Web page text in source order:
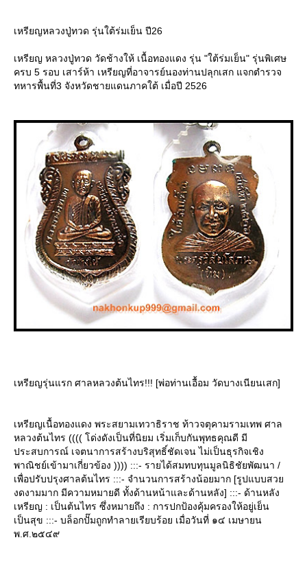
เหรียญหลวงปู่ทวด รุ่นใต้ร่มเย็น ปี26
เหรียญ หลวงปู่ทวด วัดช้างให้ เนื้อทองแดง รุ่น "ใต้ร่มเย็น" รุ่นพิเศษ
ครบ 5 รอบ เสาร์ห้า เหรียญที่อาจารย์นองท่านปลุกเสก แจกตำรวจ
ทหารพื้นที่3 จังหวัดชายแดนภาคใต้ เมื่อปี 2526
เหรียญรุ่นแรก ศาลหลวงต้นไทร!!! [พ่อท่านเอื้อม วัดบางเนียนเสก]
เหรียญเนื้อทองแดง พระสยามเทวาธิราช ท้าวจตุคามรามเทพ ศาล
หลวงต้นไทร (((( โด่งดังเป็นที่นิยม เริ่มเก็บกันพุทธคุณดี มี
ประสบการณ์ เจตนาการสร้างบริสุทธิ์ชัดเจน ไม่เป็นธุรกิจเชิง
พาณิชย์เข้ามาเกี่ยวข้อง )))) :::- รายได้สมทบทุนมูลนิธิชัยพัฒนา /
เพื่อปรับปรุงศาลต้นไทร :::- จำนวนการสร้างน้อยมาก [รูปแบบสว
งดงามมาก มีความหมายดี ทั้งด้านหน้าและด้านหลัง] :::- ด้านหลัง
เหรียญ : เป็นต้นไทร ซึ่งหมายถึง : การปกป้องคุ้มครองให้อยู่เย็น
เป็นสุข :::- บล็อกปั๊มถูกทำลายเรียบร้อย เมื่อวันที่ ๑๔ เมษายน
พ.ศ.๒๕๔๙